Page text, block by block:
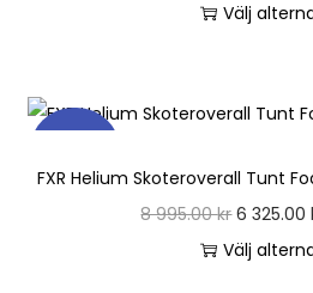
Välj
FXR Helium Skoteroverall Tunt
8 995.00kr 6 325.00
Välj